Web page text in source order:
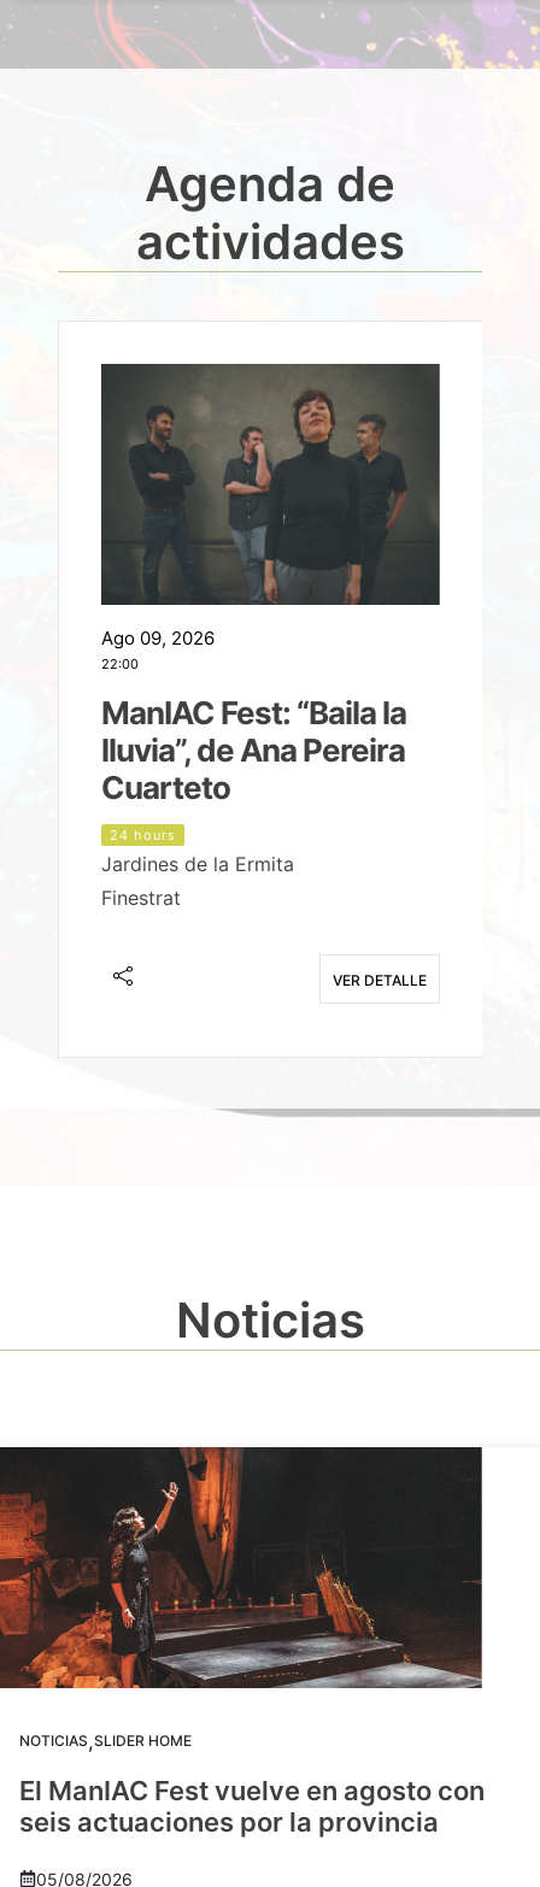
Agenda de
actividades
Ago 09, 2026
22:00
ManIAC Fest: “Baila la
lluvia”, de Ana Pereira
Cuarteto
24 hours
Jardines de la Ermita
Finestrat
VER DETALLE
Noticias
NOTICIAS,SLIDER HOME
El ManIAC Fest vuelve en agosto con
seis actuaciones por la provincia
05/08/2026